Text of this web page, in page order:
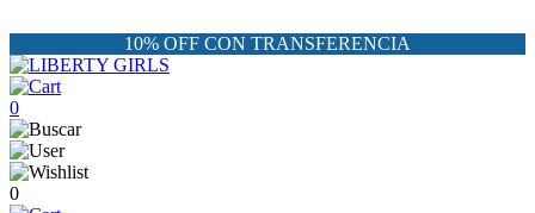
10% OFF CON TRANSFERENCIA
0
0